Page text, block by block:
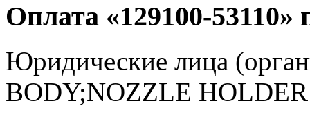
Оплата «129100-53110»
Юридические лица
BODY;NOZZLE HOLDER